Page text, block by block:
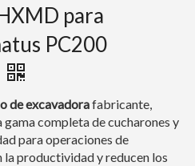
para
PC200
de excavadorafabricante,
gama completa de cucharones y
para operaciones de
productividad y reducen los